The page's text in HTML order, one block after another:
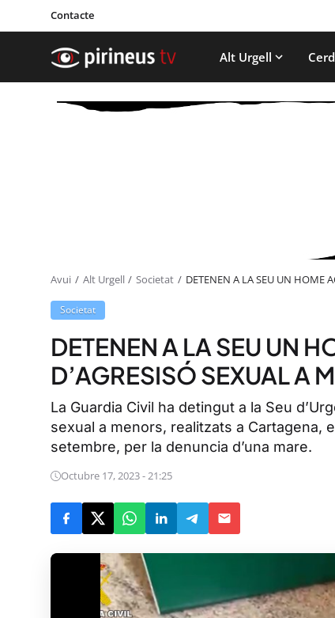
Contacte
Alt Urgell
Avui Alt Urgell Societat DETENEN A LA SEU UN HOME
Societat
DETENEN A LA SEU UN
D’AGRESISÓ SEXUAL A
La Guardia Civil ha detingut a la Seu
sexual a menors, realitzats a Cartagena,
setembre, per la denuncia d’una mare.
Octubre 17, 2023 - 21:25